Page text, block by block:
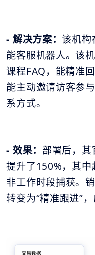
- 解决方案：该机构
能客服机器人。该
课程FAQ，能精准
能主动邀请访客参
系方式。
- 效果： 部署后，其
提升了150%，其中
非工作时段捕获。
转变为“精准跟进”，